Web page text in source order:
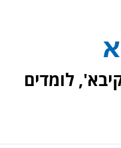
לומדים